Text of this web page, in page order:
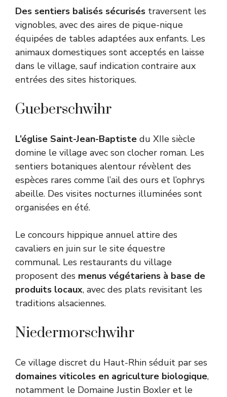
Des sentiers balisés sécurisés traversent les
vignobles, avec des aires de pique-nique
équipées de tables adaptées aux enfants. Les
animaux domestiques sont acceptés en laisse
dans le village, sauf indication contraire aux
entrées des sites historiques.
Gueberschwihr
L’église Saint-Jean-Baptiste du XIIe siècle
domine le village avec son clocher roman. Les
sentiers botaniques alentour révèlent des
espèces rares comme l’ail des ours et l’ophrys
abeille. Des visites nocturnes illuminées sont
organisées en été.
Le concours hippique annuel attire des
cavaliers en juin sur le site équestre
communal. Les restaurants du village
proposent des menus végétariens à base de
produits locaux, avec des plats revisitant les
traditions alsaciennes.
Niedermorschwihr
Ce village discret du Haut-Rhin séduit par ses
domaines viticoles en agriculture biologique,
notamment le Domaine Justin Boxler et le